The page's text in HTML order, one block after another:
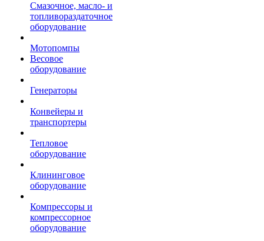
Смазочное, масло- и
топливораздаточное
оборудование
Мотопомпы
Весовое
оборудование
Генераторы
Конвейеры и
транспортеры
Тепловое
оборудование
Клининговое
оборудование
Компрессоры и
компрессорное
оборудование